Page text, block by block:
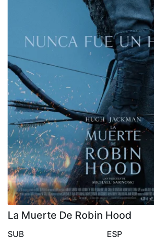
La Muerte De Robin Hood
SUB
ESP